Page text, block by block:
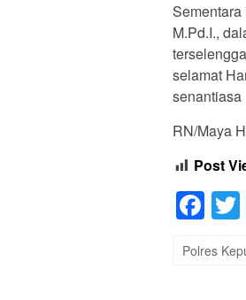
M.Pd.I.,
selamat
RN/Maya
Post
Polres